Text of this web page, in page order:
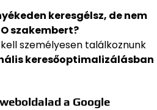
keresgélsz, de nem
szakembert?
személyesen találkoznunk
keresőoptimalizálásban
a Google